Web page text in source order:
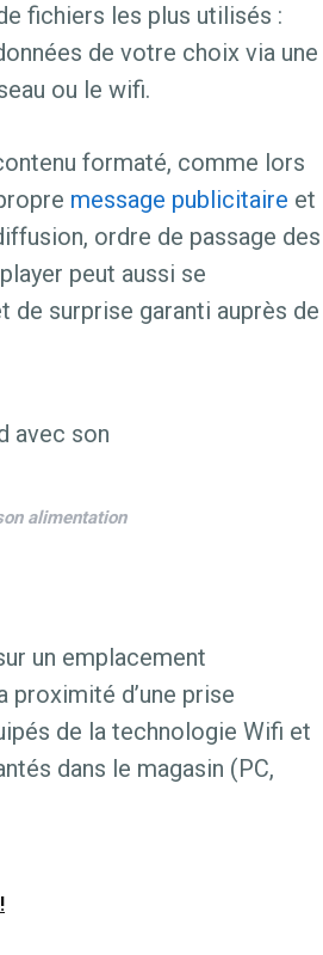
fichiers les plus utilisés :
de votre choix via une
ou le wifi.
formaté, comme lors
message publicitaire et
ordre de passage des
peut aussi se
de surprise garanti auprès de
alimentation
un emplacement
d’une prise
de la technologie Wifi et
dans le magasin (PC,